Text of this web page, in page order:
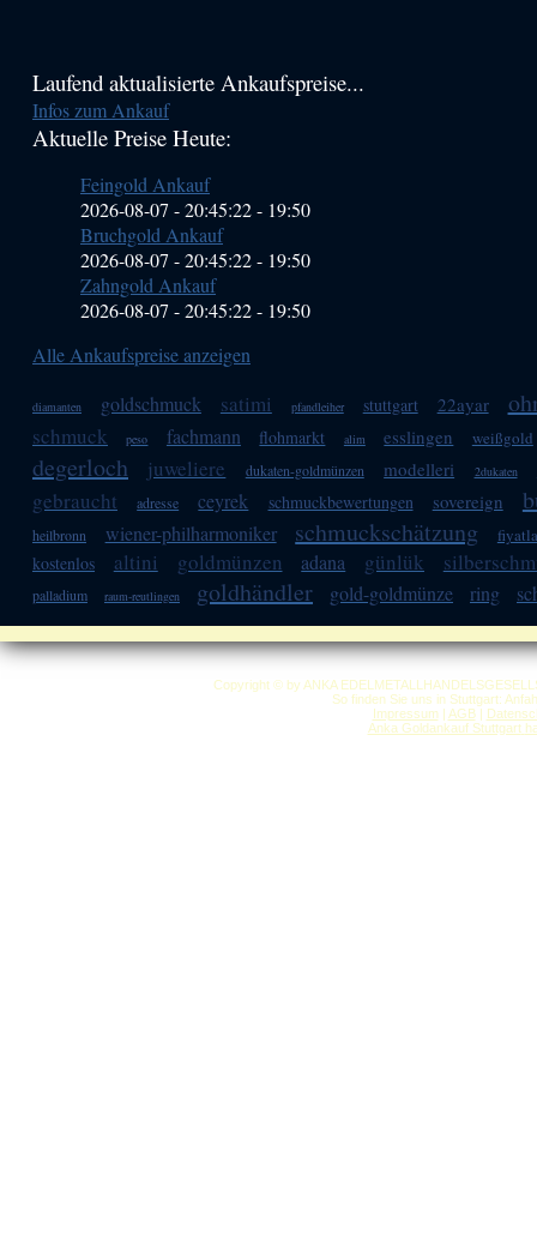
Haupt-
Sidebar
Laufend aktualisierte Ankaufspreise...
Infos zum Ankauf
Aktuelle Preise Heute:
Feingold Ankauf
2026-08-07 - 20:45:22- 19:50
Bruchgold Ankauf
2026-08-07 - 20:45:22- 19:50
Zahngold Ankauf
2026-08-07 - 20:45:22- 19:50
Alle Ankaufspreise anzeigen
diamanten goldschmuck satimi pfandleiher stuttgart 22ayar
schmuck peso fachmann flohmarkt alim esslingen weißgold
degerloch juweliere dukaten-goldmünzen modelleri 2dukaten
gebraucht
adresse ceyrek schmuckbewertungen sovereign
heilbronn wiener-philharmoniker schmuckschätzung
kostenlos altini goldmünzen adana günlük
palladium raum-reutlingen goldhändler gold-goldmünze ring
Copyright © by ANKA
So finden Sie uns in Stuttgart:
Impressum| AGB|
Anka Goldankauf Stuttgart